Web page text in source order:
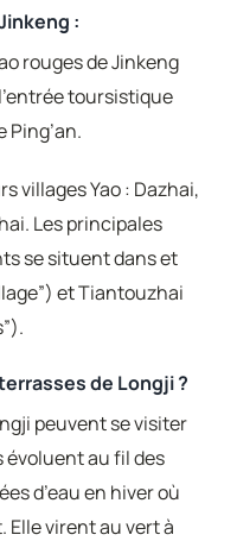
:
rouges de Jinkeng
toursistique
Ping’an.
villages Yao : Dazhai,
Les principales
se situent dans et
et Tiantouzhai
de Longji ?
peuvent se visiter
évoluent au fil des
d’eau en hiver où
virent au vert à